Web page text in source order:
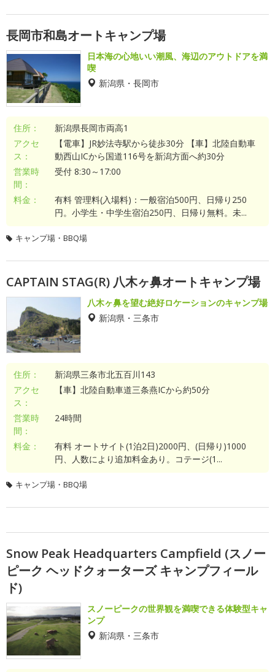
長岡市和島オートキャンプ場
日本海の心地いい潮風、海辺のアウトドアを満
喫
新潟県・長岡市
住所：
新潟県長岡市両高1
アクセ
ス：
【電車】JR妙法寺駅から徒歩30分 【車】北陸自動車
動西山ICから国道116号を新潟方面へ約30分
営業時
間：
受付 8:30～17:00
料金：
有料 管理料(入場料)：一般宿泊500円、日帰り250
円。小学生・中学生宿泊250円、日帰り無料。未...
キャンプ場・BBQ場
CAPTAIN STAG(R) 八木ヶ鼻オートキャンプ場
八木ヶ鼻を望む絶好ロケーションのキャンプ場
新潟県・三条市
住所：
新潟県三条市北五百川143
アクセ
ス：
【車】北陸自動車道三条燕ICから約50分
営業時
間：
24時間
料金：
有料 オートサイト(1泊2日)2000円、(日帰り)1000
円、人数により追加料金あり。コテージ(1...
キャンプ場・BBQ場
Snow Peak Headquarters Campfield (スノー
ピーク ヘッドクォーターズ キャンプフィール
ド)
スノーピークの世界観を満喫できる体験型キャ
ンプ
新潟県・三条市